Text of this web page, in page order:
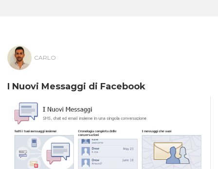
CARLO
I Nuovi Messaggi di Facebook